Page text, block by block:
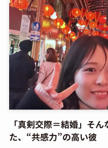
「真剣交際＝結婚」そ
た、“共感力”の高い彼